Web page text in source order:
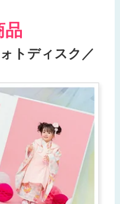
品
トディスク／